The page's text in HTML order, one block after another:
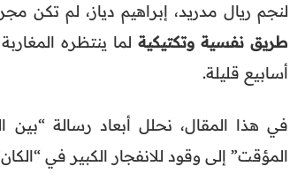
لنجم ريال مدريد، إبراهيم دياز، لم تكن
طريق نفسية وتكتيكيةلما ينتظره
أسابيع قليلة.
في هذا المقال، نحلل أبعاد رسالة “بين
المؤقت” إلى وقود للانفجار الكبير في